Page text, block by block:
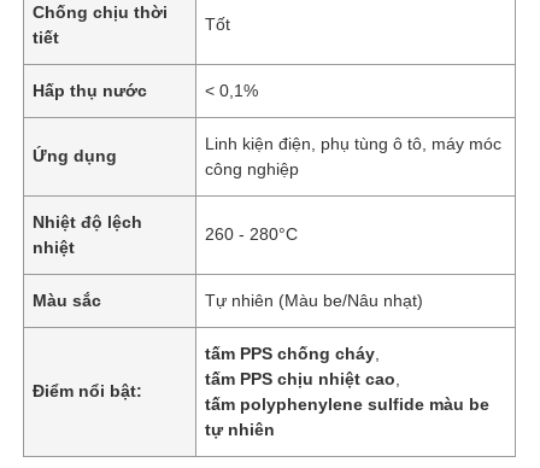
Chống chịu thời
tiết
Tốt
Hấp thụ nước < 0,1%
Ứng dụng
Linh kiện điện, phụ tùng ô tô, máy móc
công nghiệp
Nhiệt độ lệch
nhiệt
260 - 280°C
Màu sắc Tự nhiên (Màu be/Nâu nhạt)
Điểm nổi bật:
tấm PPS chống cháy
tấm PPS chịu nhiệt cao
tấm polyphenylene sulfide màu be
tự nhiên